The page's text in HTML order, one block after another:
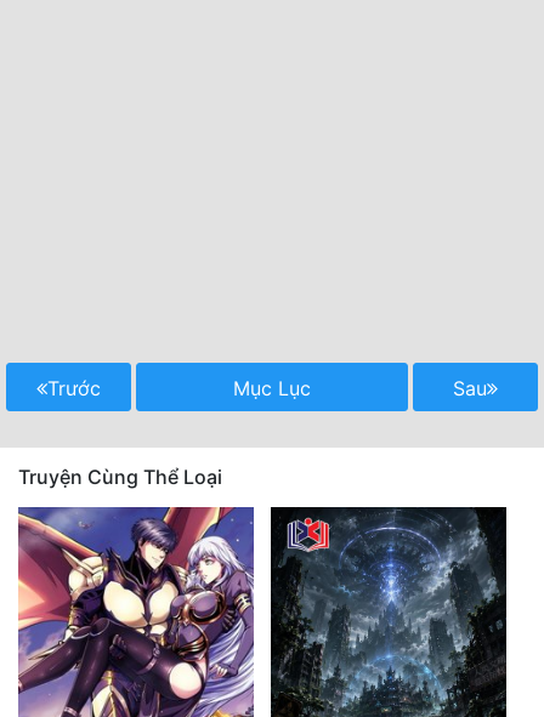
Trước Mục Lục Sau
Truyện Cùng Thể Loại